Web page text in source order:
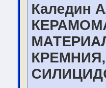
Каледин